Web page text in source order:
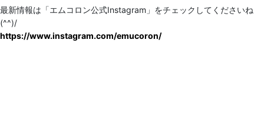
最新情報は「エムコロン公式Instagram」をチェックしてくださいね
(^^)/
https://www.instagram.com/emucoron/